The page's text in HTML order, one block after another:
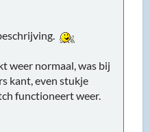
weer normaal, was bij
kant, even stukje
functioneert weer.